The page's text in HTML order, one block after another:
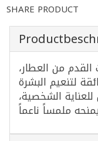
SHARE PRODUCT
من العطار،
فائقة لتنعيم البشرة
الشخصية،